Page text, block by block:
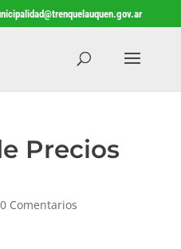
Precios
0 Comentarios